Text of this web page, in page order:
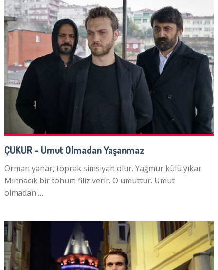
ÇUKUR – Umut Olmadan Yaşanmaz
Orman yanar, toprak simsiyah olur. Yağmur külü yıkar.
Minnacık bir tohum filiz verir. O umuttur. Umut
olmadan …